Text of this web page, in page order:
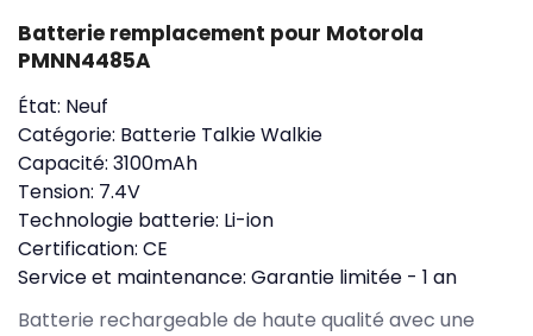
Batterie remplacement pour Motorola
PMNN4485A
État: Neuf
Catégorie: Batterie Talkie Walkie
Capacité: 3100mAh
Tension: 7.4V
Technologie batterie: Li-ion
Certification: CE
Service et maintenance: Garantie limitée - 1 an
Batterie rechargeable de haute qualité avec une